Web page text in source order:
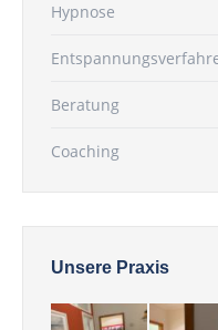
Hypnose
Beratung
Coaching
Unsere Praxis